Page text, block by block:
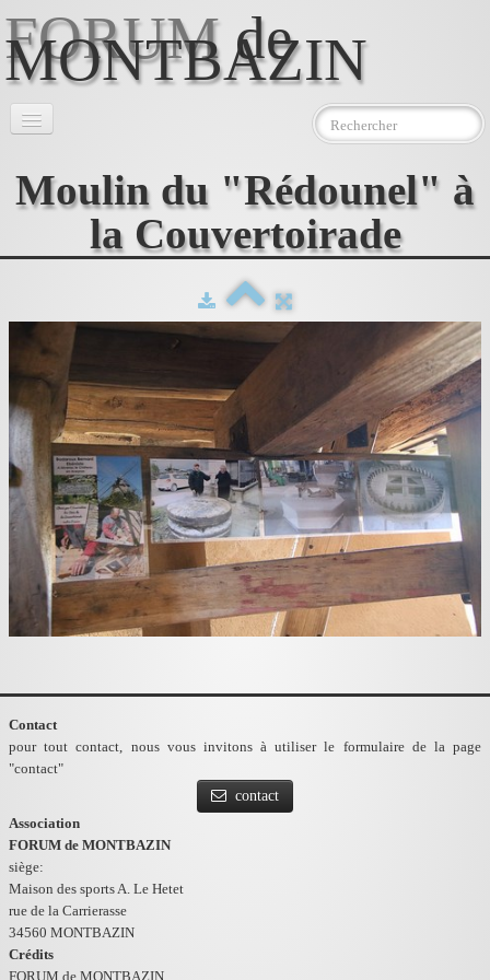
FORUM de
MONTBAZIN
l'Association▼
Le Moulin▼
Téléchargements
Contact
AEMJ
Moulin du "Rédounel" à
la Couvertoirade
Contact
pour tout contact, nous vous invitons à utiliser le formulaire de la page
"contact"
contact
Association
FORUM de MONTBAZIN
siège:
Maison des sports A. Le Hetet
rue de la Carrierasse
34560 MONTBAZIN
Crédits
FORUM de MONTBAZIN